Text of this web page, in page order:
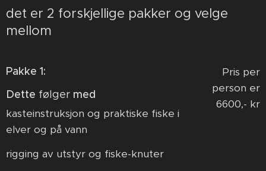
det er 2 forskjellige pakker og velge
mellom
Pakke 1:
Dette følger med
kasteinstruksjon og praktiske fiske i
elver og på vann
rigging av utstyr og fiske-knuter
Pris per
person er
6600,- kr